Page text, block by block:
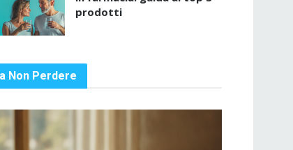
prodotti
Non Perdere